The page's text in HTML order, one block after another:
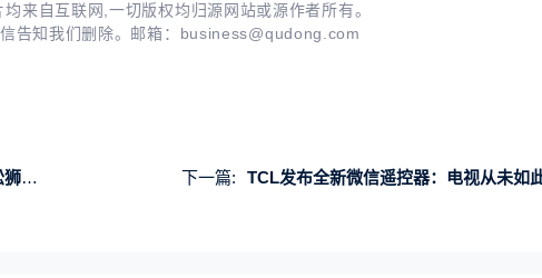
来自互联网,一切版权均归源网站或源作者所有。
告知我们删除。邮箱： business@qudong.com
的 下一篇: TCL发布全新微信遥控器：电视从未如